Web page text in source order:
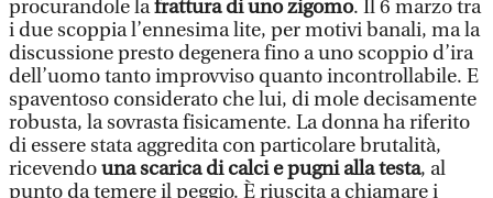
procurandole lafrattura di uno zigomo. Il 6 marzo tra
i due scoppia l’ennesima lite, per motivi banali, ma la
discussione presto degenera fino a uno scoppio d’ira
dell’uomo tanto improvviso quanto incontrollabile. E
spaventoso considerato che lui, di mole decisamente
robusta, la sovrasta fisicamente. La donna ha riferito
di essere stata aggredita con particolare brutalità,
ricevendouna scarica di calci e pugni alla testa, al
punto da temere il peggio. È riuscita a chiamare i